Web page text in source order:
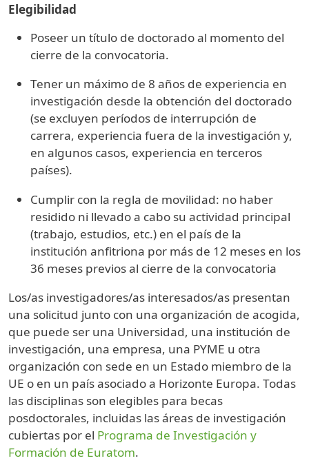
Elegibilidad
Poseer un título de doctorado al momento del
cierre de la convocatoria.
Tener un máximo de 8 años de experiencia en
investigación desde la obtención del doctorado
(se excluyen períodos de interrupción de
carrera, experiencia fuera de la investigación y,
en algunos casos, experiencia en terceros
países).
Cumplir con la regla de movilidad: no haber
residido ni llevado a cabo su actividad principal
(trabajo, estudios, etc.) en el país de la
institución anfitriona por más de 12 meses en los
36 meses previos al cierre de la convocatoria
Los/as investigadores/as interesados/as ​​presentan
una solicitud junto con una organización de acogida,
que puede ser una Universidad, una institución de
investigación, una empresa, una PYME u otra
organización con sede en un Estado miembro de la
UE o en un país asociado a Horizonte Europa. Todas
las disciplinas son elegibles para becas
posdoctorales, incluidas las áreas de investigación
cubiertas por el Programa de Investigación y
Formación de Euratom.